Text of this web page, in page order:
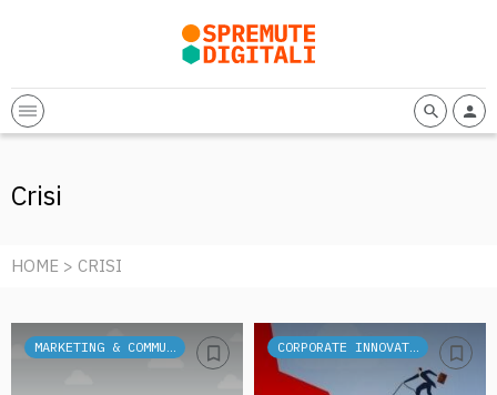
Crisi
HOME > CRISI
MARKETING & COMMUNICATION CORPORATE INNOVATION